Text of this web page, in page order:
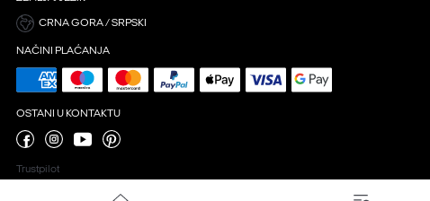
CRNA GORA / SRPSKI
NAČINI PLAĆANJA
OSTANI U KONTAKTU
Trustpilot